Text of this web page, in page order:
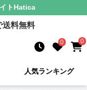
ト Hatica
送料無料
0 0
人気ランキング